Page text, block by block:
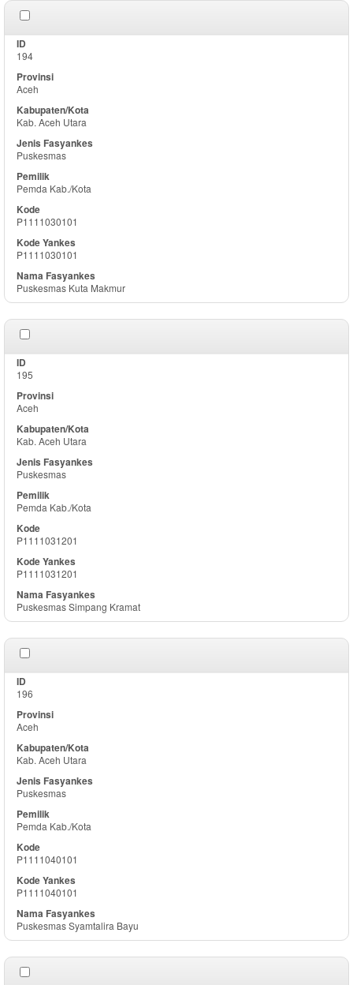
194
Aceh
Kab. Aceh Utara
Puskesmas
Pemda Kab./Kota
P1111030101
P1111030101
Puskesmas Kuta Makmur
195
Aceh
Kab. Aceh Utara
Puskesmas
Pemda Kab./Kota
P1111031201
P1111031201
Puskesmas Simpang Kramat
196
Aceh
Kab. Aceh Utara
Puskesmas
Pemda Kab./Kota
P1111040101
P1111040101
Puskesmas Syamtalira Bayu